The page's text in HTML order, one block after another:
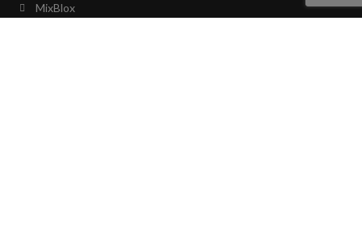
MixBlox